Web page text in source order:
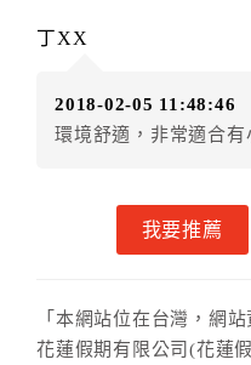
．訂單異動後，訂單費用
訂房者不得要求退其差
◎住房日7天前辦理者，
◎住房日4天前辦理者，
◎住房日當日辦理者，
◎住房日當日不得辦理。
丁XX
2018-02-05 11:48:46
環境舒適，非常適合有
我要推薦
「本網站位在台灣，網
花蓮假期有限公司(花蓮